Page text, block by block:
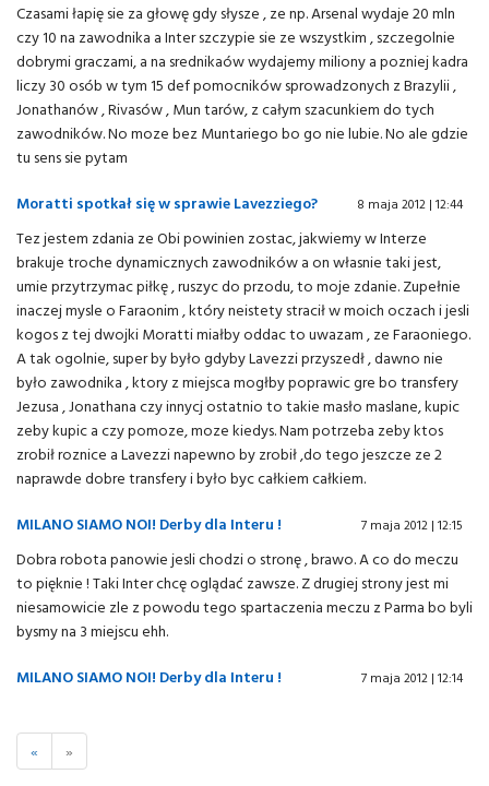
Czasami łapię sie za głowę gdy słysze , ze np. Arsenal wydaje 20 mln
czy 10 na zawodnika a Inter szczypie sie ze wszystkim , szczegolnie
dobrymi graczami, a na srednikaów wydajemy miliony a pozniej kadra
liczy 30 osób w tym 15 def pomocników sprowadzonych z Brazylii ,
Jonathanów , Rivasów , Mun tarów, z całym szacunkiem do tych
zawodników. No moze bez Muntariego bo go nie lubie. No ale gdzie
tu sens sie pytam
Moratti spotkał się w sprawie Lavezziego?
8 maja 2012 | 12:44
Tez jestem zdania ze Obi powinien zostac, jakwiemy w Interze
brakuje troche dynamicznych zawodników a on własnie taki jest,
umie przytrzymac piłkę , ruszyc do przodu, to moje zdanie. Zupełnie
inaczej mysle o Faraonim , który neistety stracił w moich oczach i jesli
kogos z tej dwojki Moratti miałby oddac to uwazam , ze Faraoniego.
A tak ogolnie, super by było gdyby Lavezzi przyszedł , dawno nie
było zawodnika , ktory z miejsca mogłby poprawic gre bo transfery
Jezusa , Jonathana czy innycj ostatnio to takie masło maslane, kupic
zeby kupic a czy pomoze, moze kiedys. Nam potrzeba zeby ktos
zrobił roznice a Lavezzi napewno by zrobił ,do tego jeszcze ze 2
naprawde dobre transfery i było byc całkiem całkiem.
MILANO SIAMO NOI! Derby dla Interu !
7 maja 2012 | 12:15
Dobra robota panowie jesli chodzi o stronę , brawo. A co do meczu
to pięknie ! Taki Inter chcę oglądać zawsze. Z drugiej strony jest mi
niesamowicie zle z powodu tego spartaczenia meczu z Parma bo byli
bysmy na 3 miejscu ehh.
MILANO SIAMO NOI! Derby dla Interu !
7 maja 2012 | 12:14
« »